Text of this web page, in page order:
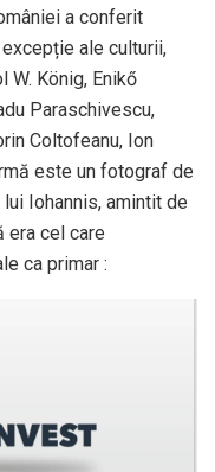
a conferit
ale culturii,
W. König, Enikő
Paraschivescu,
Coltofeanu, Ion
este un fotograf de
Iohannis, amintit de
era cel care
ca primar :